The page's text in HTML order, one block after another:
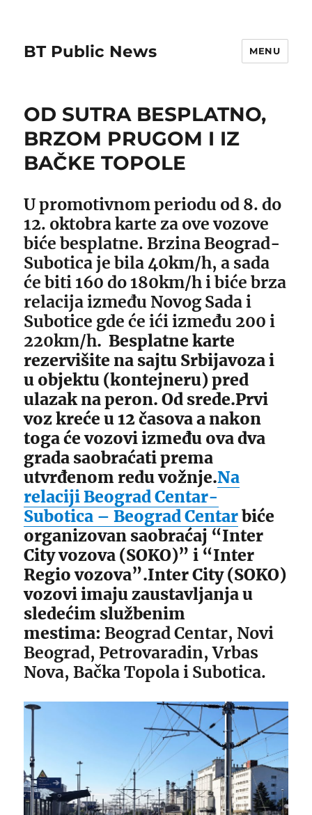
BT Public News MENU
OD SUTRA BESPLATNO,
BRZOM PRUGOM I IZ
BAČKE TOPOLE
U promotivnom periodu od 8. do
12. oktobra karte za ove vozove
biće besplatne. Brzina Beograd-
Subotica je bila 40km/h, a sada
će biti 160 do 180km/h i biće brza
relacija između Novog Sada i
Subotice gde će ići između 200 i
220km/h. Besplatne karte
rezervišite na sajtu Srbijavoza i
u objektu (kontejneru) pred
ulazak na peron. Od srede.Prvi
voz kreće u 12 časova a nakon
toga će vozovi između ova dva
grada saobraćati prema
utvrđenom redu vožnje.Na
relaciji Beograd Centar-
Subotica – Beograd Centarbiće
organizovan saobraćaj “Inter
City vozova (SOKO)” i “Inter
Regio vozova”.Inter City (SOKO)
vozovi imaju zaustavljanja u
sledećim službenim
mestima:Beograd Centar, Novi
Beograd, Petrovaradin, Vrbas
Nova, Bačka Topola i Subotica.